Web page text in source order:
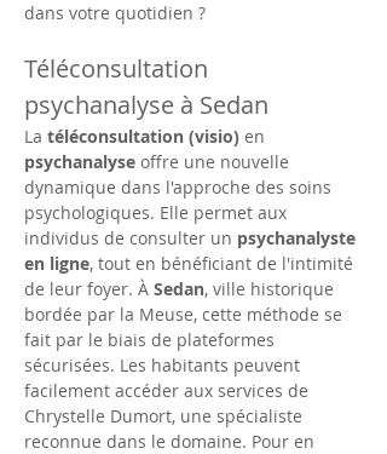
dans votre quotidien ?
Téléconsultation
psychanalyse à Sedan
La téléconsultation (visio) en
psychanalyse offre une nouvelle
dynamique dans l'approche des soins
psychologiques. Elle permet aux
individus de consulter un psychanalyste
en ligne, tout en bénéficiant de l'intimité
de leur foyer. À Sedan, ville historique
bordée par la Meuse, cette méthode se
fait par le biais de plateformes
sécurisées. Les habitants peuvent
facilement accéder aux services de
Chrystelle Dumort, une spécialiste
reconnue dans le domaine. Pour en